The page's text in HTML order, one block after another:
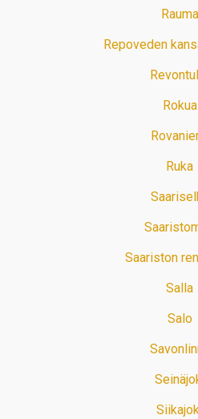
Rauma
Repoveden
Rokua
Ruka
Saariston
Salla
Salo